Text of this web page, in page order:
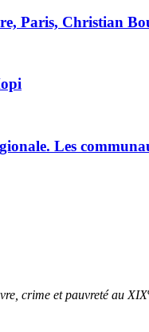
Paris, Christian
Les
crime et pauvreté au XIX